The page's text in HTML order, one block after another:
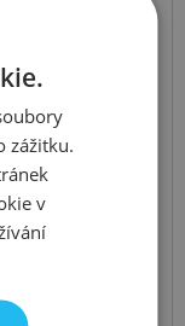
zážitku.
v